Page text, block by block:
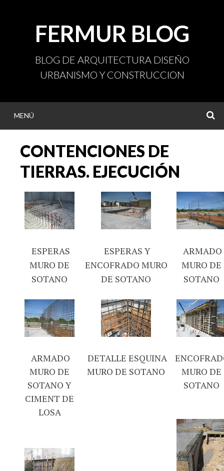
contenidoFERMUR BLOG
BLOG DE ARQUITECTURA DISEÑO
URBANISMO Y CONSTRUCCION
MENÚ
CONTENCIONES DE
TIERRAS. EJECUCIÓN
ESPERAS
MURO DE
SOTANO
ESPERAS Y
ENCOFRADO MURO
DE SOTANO
ARMADO
MURO DE
SOTANO
ARMADO
MURO DE
SOTANO Y
CIMENT DE
LOSA
DETALLE ESQUINA
MURO DE SOTANO
MURO DE
SOTANO